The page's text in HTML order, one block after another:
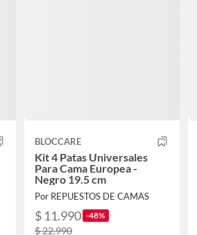
BLOCCARE
Kit 4 Patas Universales
Para Cama Europea -
Negro 19.5 cm
Por REPUESTOS DE CAMAS
$ 11.990 -48%
$ 22.990